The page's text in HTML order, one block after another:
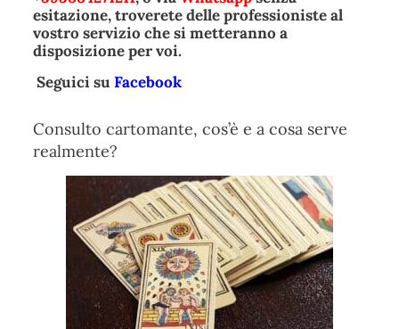
esitazione, troverete delle professioniste al
vostro servizio che si metteranno a
disposizione per voi.
Seguici su Facebook
Consulto cartomante, cos’è e a cosa serve
realmente?